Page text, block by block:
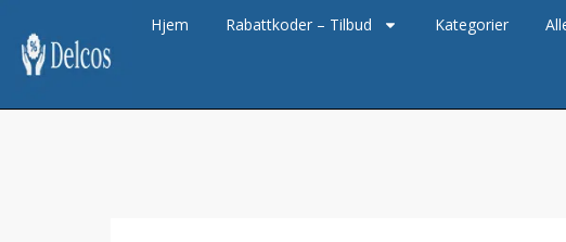
Hjem Rabattkoder – Tilbud Kategorier